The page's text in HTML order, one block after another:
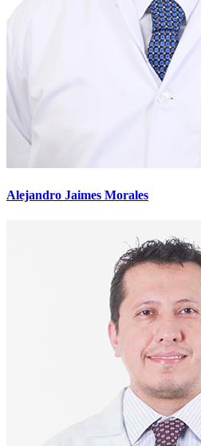
Alejandro Jaimes Morales